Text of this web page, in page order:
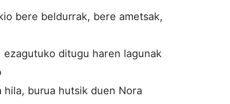
bere beldurrak, bere ametsak,
ditugu haren lagunak
hila, burua hutsik duen Nora